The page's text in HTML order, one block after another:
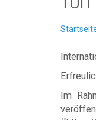
Im